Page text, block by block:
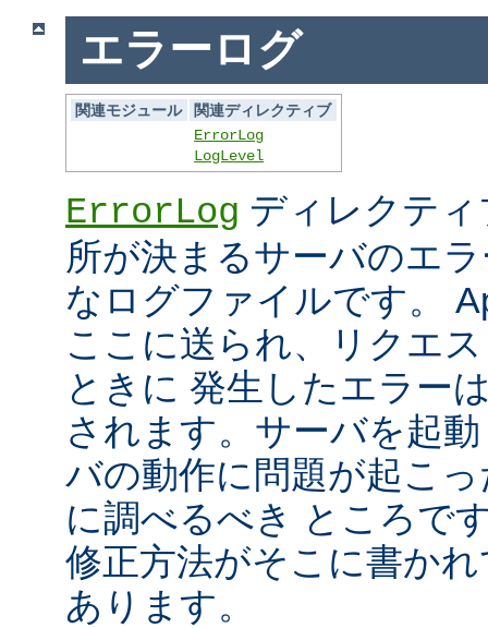
エラーログ
関連モジュール
関連ディレクティブ
ErrorLog
LogLevel
ErrorLog ディレクテ
所が決まるサーバのエ
なログファイルです。
ここに送られ、リクエ
ときに 発生したエラー
されます。サーバを起
バの動作に問題が起こ
に調べるべき ところで
修正方法がそこに書か
あります。